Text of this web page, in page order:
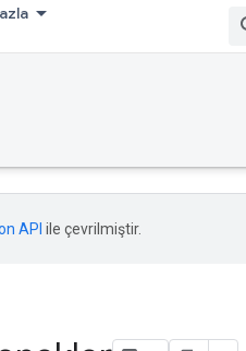
API ile çevrilmiştir.